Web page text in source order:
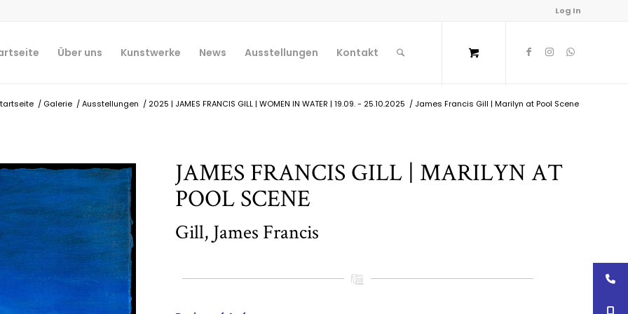
Log In
Über uns Kunstwerke News Ausstellungen Kontakt
/ Galerie /Ausstellungen / 2025 | JAMES FRANCIS GILL | WOMEN IN WATER | 19.09. - 25.10.2025 / James Francis Gill | Marilyn at Pool Scene
JAMES FRANCIS GILL | MARILYN AT
POOL SCENE
Gill, James Francis